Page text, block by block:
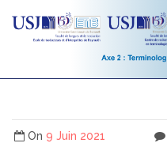
On 9 Juin 2021